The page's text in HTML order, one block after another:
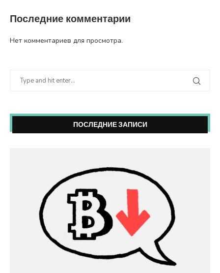
Последние комментарии
Нет комментариев для просмотра.
ПОСЛЕДНИЕ ЗАПИСИ